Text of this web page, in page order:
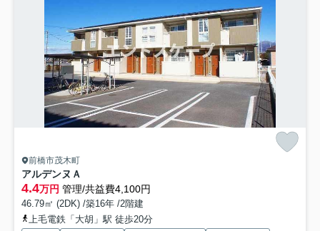
前橋市茂木町
アルデンヌＡ
4.4万円 管理/共益費4,100円
46.79㎡ (2DK) /築16年 /2階建
上毛電鉄「大胡」駅 徒歩20分